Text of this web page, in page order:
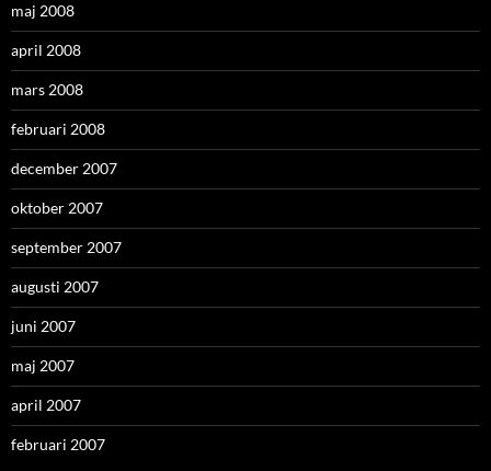
maj 2008
april 2008
mars 2008
februari 2008
december 2007
oktober 2007
september 2007
augusti 2007
juni 2007
maj 2007
april 2007
februari 2007